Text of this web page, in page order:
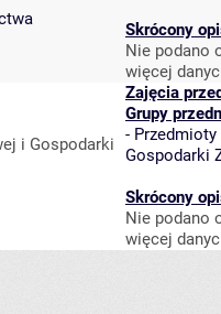
Skrócony
Nie podano
więcej
i Gospodarki
Zajęcia
Grupy
- Przedmioty
Gospodarki
Skrócony
Nie podano
więcej